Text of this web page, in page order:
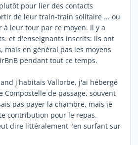
pour lier des contacts
de leur train-train solitaire ... ou
à leur tour par ce moyen. Il y a
et d'enseignants inscrits: ils ont
mais en général pas les moyens
pendant tout ce temps.
j'habitais Vallorbe, j'ai hébergé
Compostelle de passage, souvent
pas payer la chambre, mais je
contribution pour le repas.
dire littéralement "en surfant sur